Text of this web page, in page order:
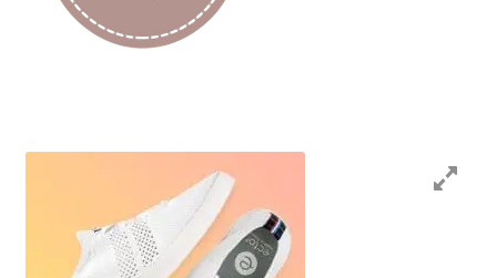
Homme
Accessoires